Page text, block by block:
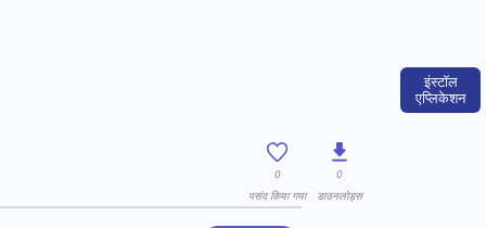
इंस्टॉल
एप्लिकेशन
0
पसंद किया गया
0
डाउनलोड्स